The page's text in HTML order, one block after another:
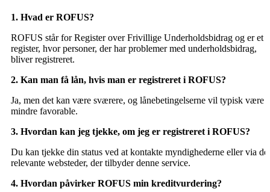
1. Hvad er ROFUS?
ROFUS står for Register over Frivillige Underholdsbidrag og er et
register, hvor personer, der har problemer med underholdsbidrag,
bliver registreret.
2. Kan man få lån, hvis man er registreret i ROFUS?
Ja, men det kan være sværere, og lånebetingelserne vil typisk være
mindre favorable.
3. Hvordan kan jeg tjekke, om jeg er registreret i ROFUS?
Du kan tjekke din status ved at kontakte myndighederne eller via de
relevante websteder, der tilbyder denne service.
4. Hvordan påvirker ROFUS min kreditvurdering?